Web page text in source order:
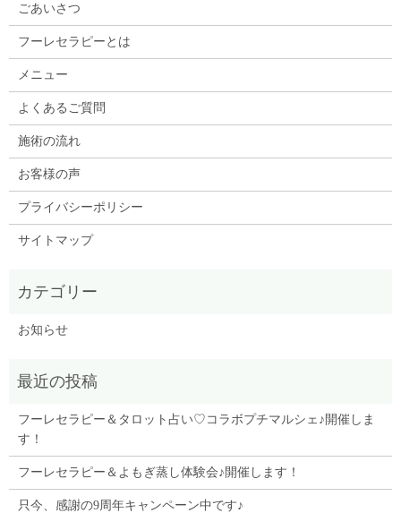
ごあいさつ
フーレセラピーとは
メニュー
よくあるご質問
施術の流れ
お客様の声
プライバシーポリシー
サイトマップ
お知らせ
フーレセラピー＆タロット占い♡コラボプチマルシェ♪開催しま
す！
フーレセラピー＆よもぎ蒸し体験会♪開催します！
只今、感謝の9周年キャンペーン中です♪